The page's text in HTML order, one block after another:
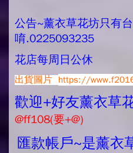
公告~薰衣草花坊只有
唷.0225093235
花店每周日公休
出貨圖片 https://
歡迎+好友薰衣草
@ff108(要+@)
匯款帳戶~是薰衣